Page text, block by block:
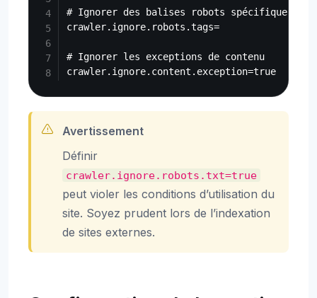
# Ignorer des balises robots spécifiques
crawler.ignore.robots.tags=
# Ignorer les exceptions de contenu
Avertissement
Définir
crawler.ignore.robots.txt=true
peut violer les conditions d’utilisation du
site. Soyez prudent lors de l’indexation
de sites externes.